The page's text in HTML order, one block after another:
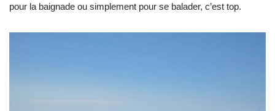
pour la baignade ou simplement pour se balader, c’est top.